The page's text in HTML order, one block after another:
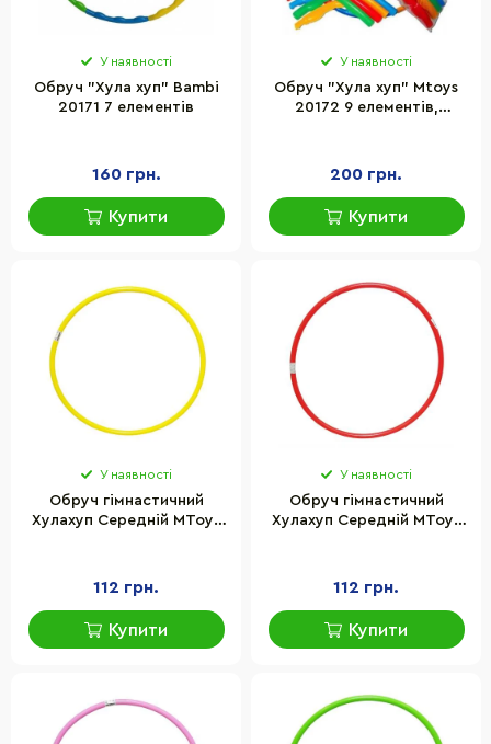
У наявності
Обруч "Хула хуп" Bambi
20171 7 елементів
160 грн.
Купити
У наявності
Обруч "Хула хуп" Mtoys
20172 9 елементів,
200 грн.
Купити
У наявності
Обруч гімнастичний
Хулахуп Середній MToys
112 грн.
Купити
У наявності
Обруч гімнастичний
Хулахуп Середній MToys
112 грн.
Купити